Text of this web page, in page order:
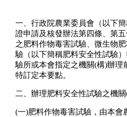
一、行政院農業委員會（以下
證申請及核發辦法第四條、第
之肥料作物毒害試驗、微生物
驗（以下簡稱肥料安全性試驗
驗所或本會指定之機關(構)辦理
特訂定本要點。
二、辦理肥料安全性試驗之機關
(一)肥料作物毒害試驗，由本會